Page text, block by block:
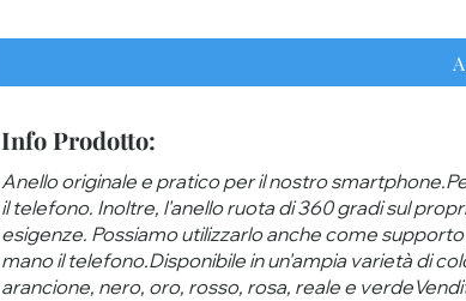
Info Prodotto:
Anello originale e pratico per il nostro
il telefono. Inoltre, l'anello ruota di 360 gradi sul
esigenze. Possiamo utilizzarlo anche come
mano il telefono.Disponibile in un'ampia varietà di
arancione, nero, oro, rosso, rosa, reale e